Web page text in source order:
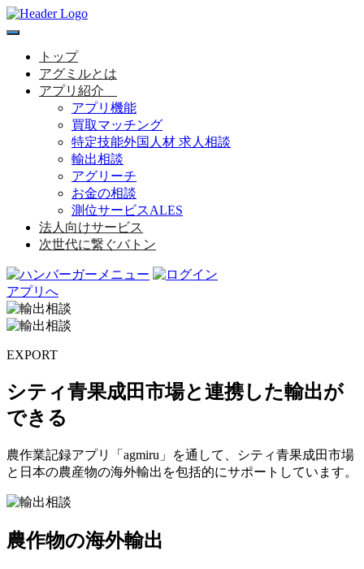
toggle
navigationトップ
アグミルとは
アプリ紹介
アプリ機能
買取マッチング
特定技能外国人材 求人相談
輸出相談
アグリーチ
お金の相談
測位サービスALES
法人向けサービス
次世代に繋ぐバトン
アプリへ
EXPORT
シティ青果成田市場と連携した輸出が
できる
農作業記録アプリ「agmiru」を通して、シティ青果成田市場
と日本の農産物の海外輸出を包括的にサポートしています。
農作物の海外輸出